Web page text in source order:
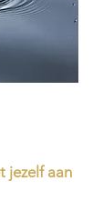
jezelf aan